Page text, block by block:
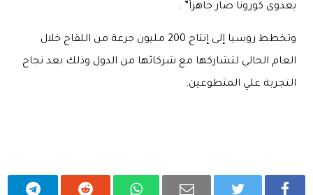
بعدوى كورونا صار جاهزاً” .
وتخطط روسيا إلى إنتاج 200 مليون جرعة من اللقاح خلال
العام الحالي لتشاركها مع شركائها من الدول وذلك بعد نجاح
التجربة علي المتطوعين.